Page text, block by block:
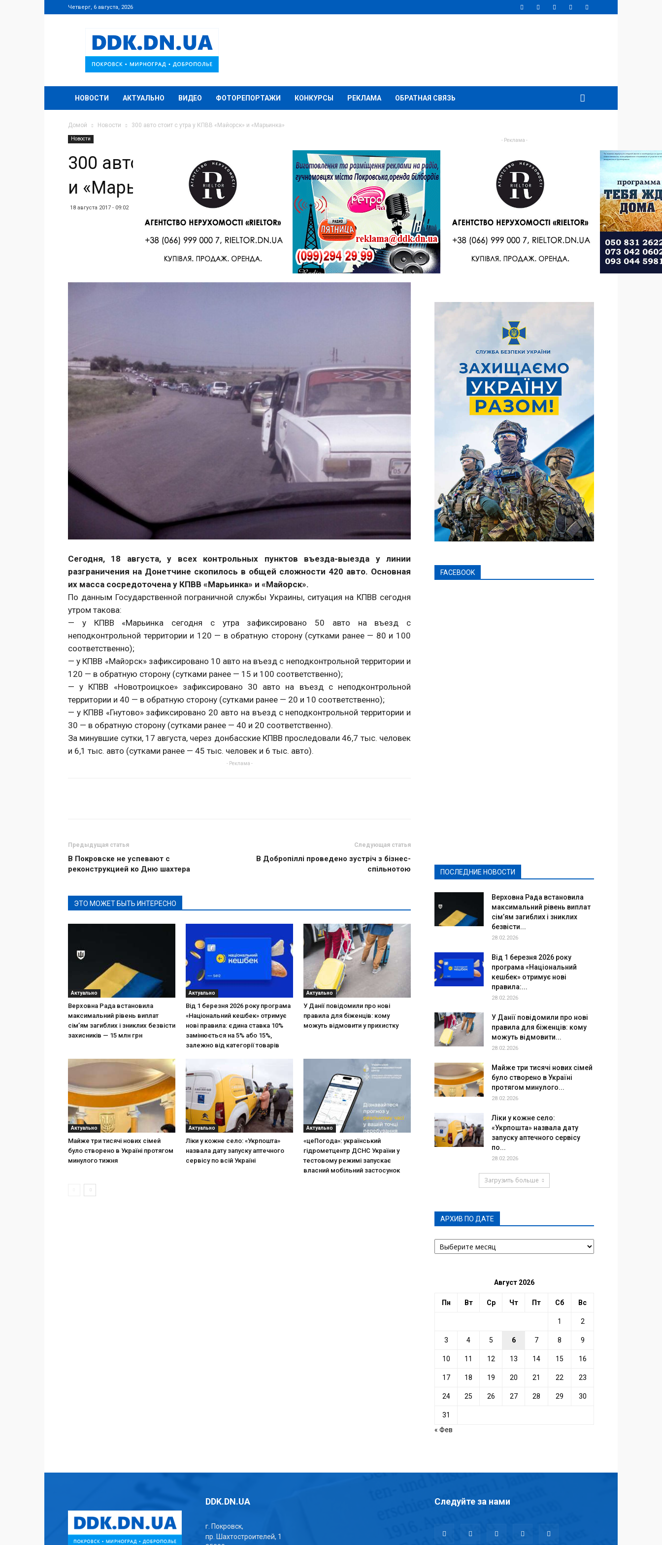
Четверг, 6 августа, 2026
DDK.DN.UA
НОВОСТИ АКТУАЛЬНО ВИДЕО ФОТОРЕПОРТАЖИ КОНКУРСЫ РЕКЛАМА ОБРАТНАЯ СВЯЗЬ
Домой Новости 300 авто стоит с утра у КПВВ «Майорск» и «Марьинка»
Новости
300 авто стоит с утра у КПВВ «Майорск»
и «Марьинка»
18 августа 2017 - 09:02
Сегодня, 18 августа, у всех контрольных пунктов въезда-выезда у линии
разграничения на Донетчине скопилось в общей сложности 420 авто. Основная
их масса сосредоточена у КПВВ «Марьинка» и «Майорск».
По данным Государственной пограничной службы Украины, ситуация на КПВВ сегодня
утром такова:
— у КПВВ «Марьинка сегодня с утра зафиксировано 50 авто на въезд с
неподконтрольной территории и 120 — в обратную сторону (сутками ранее — 80 и 100
соответственно);
— у КПВВ «Майорск» зафиксировано 10 авто на въезд с неподконтрольной территории и
120 — в обратную сторону (сутками ранее — 15 и 100 соответственно);
— у КПВВ «Новотроицкое» зафиксировано 30 авто на въезд с неподконтрольной
территории и 40 — в обратную сторону (сутками ранее — 20 и 10 соответственно);
— у КПВВ «Гнутово» зафиксировано 20 авто на въезд с неподконтрольной территории и
30 — в обратную сторону (сутками ранее — 40 и 20 соответственно).
За минувшие сутки, 17 августа, через донбасские КПВВ проследовали 46,7 тыс. человек
и 6,1 тыс. авто (сутками ранее — 45 тыс. человек и 6 тыс. авто).
- Реклама -
Предыдущая статья
В Покровске не успевают с
реконструкцией ко Дню шахтера
Следующая статья
В Добропіллі проведено зустріч з бізнес-
спільнотою
ЭТО МОЖЕТ БЫТЬ ИНТЕРЕСНО
Актуально
Верховна Рада встановила
максимальний рівень виплат
сім’ям загиблих і зниклих безвісти
захисників — 15 млн грн
Актуально
Від 1 березня 2026 року програма
«Національний кешбек» отримує
нові правила: єдина ставка 10%
замінюється на 5% або 15%,
залежно від категорії товарів
Актуально
У Данії повідомили про нові
правила для біженців: кому
можуть відмовити у прихистку
Актуально
Майже три тисячі нових сімей
було створено в Україні протягом
минулого тижня
Актуально
Ліки у кожне село: «Укрпошта»
назвала дату запуску аптечного
сервісу по всій Україні
Актуально
«цеПогода»: український
гідрометцентр ДСНС України у
тестовому режимі запускає
власний мобільний застосунок
- Реклама -
FACEBOOK
ПОСЛЕДНИЕ НОВОСТИ
Верховна Рада встановила
максимальний рівень виплат
сім’ям загиблих і зниклих
безвісти...
28.02.2026
Від 1 березня 2026 року
програма «Національний
кешбек» отримує нові
правила:...
28.02.2026
У Данії повідомили про нові
правила для біженців: кому
можуть відмовити...
28.02.2026
Майже три тисячі нових сімей
було створено в Україні
протягом минулого...
28.02.2026
Ліки у кожне село:
«Укрпошта» назвала дату
запуску аптечного сервісу
по...
28.02.2026
Загрузить больше
АРХИВ ПО ДАТЕ
АРХИВ
ПО
Август 2026
Пн Вт Ср Чт Пт Сб Вс
1 2
3 4 5 6 7 8 9
10 11 12 13 14 15 16
17 18 19 20 21 22 23
24 25 26 27 28 29 30
31
« Фев
DDK.DN.UA
г. Покровск,
пр. Шахтостроителей, 1
Следуйте за нами